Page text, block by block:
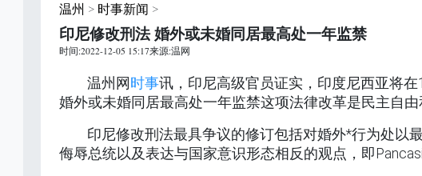
温州 > 时事新闻 >
印尼修改刑法 婚外或未婚同居最高处一年监禁
时间:2022-12-05 15:17来源:温网
温州网 时事讯，印尼高级官员证实，印度尼西亚将
婚外或未婚同居最高处一年监禁这项法律改革是民主自由
印尼修改刑法最具争议的修订包括对婚外*行为处以
侮辱总统以及表达与国家意识形态相反的观点，即